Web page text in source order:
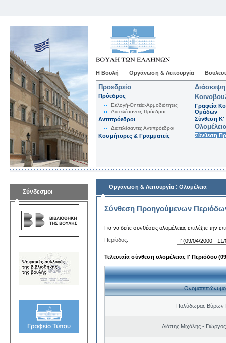
Η Βουλή Οργάνωση & Λειτουργία
Προεδρείο
Πρόεδρος
Εκλογή-Θητεία-Αρμοδιότητες
Διατελέσαντες Πρόεδροι
Αντιπρόεδροι
Διατελέσαντες Αντιπρόεδροι
Κοσμήτορες & Γραμματείς
Γραφεία
Ομάδων
Σύνθεση K'
Σύνθεση
Σύνδεσμοι
Οργάνωση & Λειτουργία : Ολομέλεια
Σύνθεση Προηγούμενων
Για να δείτε συνθέσεις ολομέλειας επιλέξτε την
Περίοδος:
Τελευταία σύνθεση ολομέλειας Ι' Περιόδου
Ονοματεπώνυμο
Πολύδωρας Βύρων
Λιάπης Μιχάλης -